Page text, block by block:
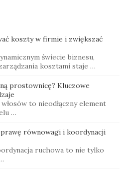
koszty w firmie i zwiększać
świecie biznesu,
kosztami staje …
prostownicę? Kluczowe
to nieodłączny element
…
równowagi i koordynacji
ruchowa to nie tylko